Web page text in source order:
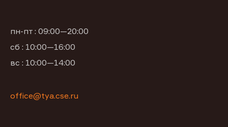
пн-пт : 09:00—20:00
сб : 10:00—16:00
вс : 10:00—14:00
office@tya.cse.ru